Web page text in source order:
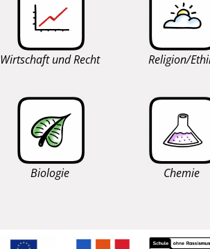
Wirtschaft und Recht Religion/
Biologie Chemie